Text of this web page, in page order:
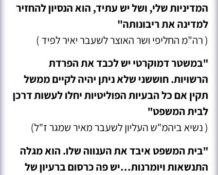
המדיניות שלי, ושל יש עתיד, הוא הנסיון להחזיר
למדינה את ריבונותה"
( רה"מ החליפי ושר האוצר לשעבר יאיר לפיד )
"במשטר דמוקרטי יש לכבד את הפרדת
הרשויות. חוששני שלא ניתן יהיה לקיים ממשל
תקין אם כל הבעיות הפוליטיות יחלו לעשות דרכן
לבית המשפט"
( נשיא ביהמ"ש העליון לשעבר מאיר שמגר ז"ל)
"בית המשפט איבד את הענווה שלו. הוא מגלה
התנשאות ויומרנות…יש פה כרסום ברעיון של